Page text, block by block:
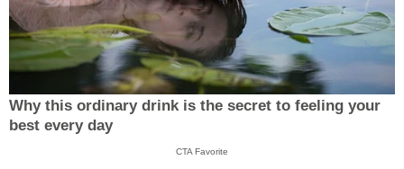
Why this ordinary drink is the secret to feeling your
best every day
CTA Favorite